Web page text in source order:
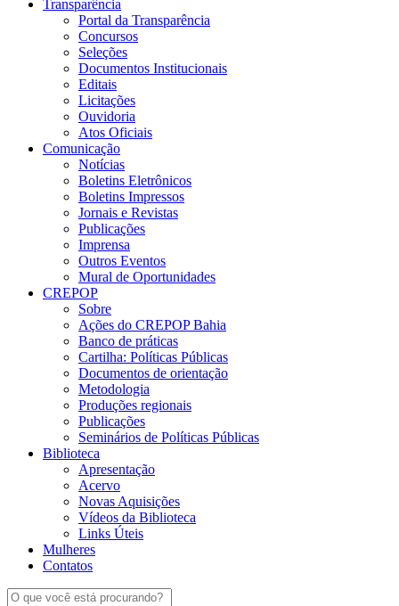
Transparência
Portal da Transparência
Concursos
Seleções
Documentos Institucionais
Editais
Licitações
Ouvidoria
Atos Oficiais
Comunicação
Notícias
Boletins Eletrônicos
Boletins Impressos
Jornais e Revistas
Publicações
Imprensa
Outros Eventos
Mural de Oportunidades
CREPOP
Sobre
Ações do CREPOP Bahia
Banco de práticas
Cartilha: Políticas Públicas
Documentos de orientação
Metodologia
Produções regionais
Publicações
Seminários de Políticas Públicas
Biblioteca
Apresentação
Acervo
Novas Aquisições
Vídeos da Biblioteca
Links Úteis
Mulheres
Contatos